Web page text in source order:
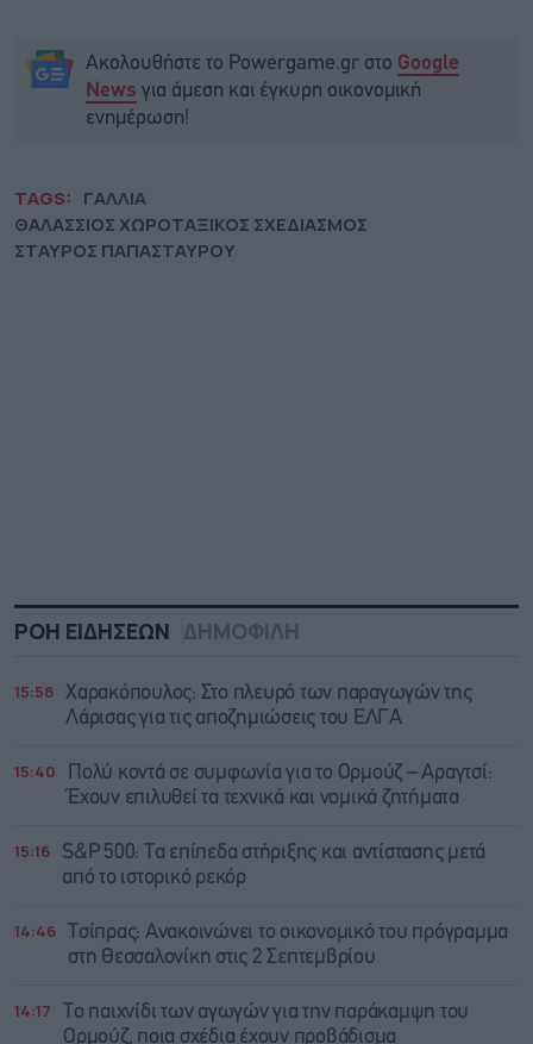
Ακολουθήστε το Powergame.gr στο Google
News για άμεση και έγκυρη οικονομική
ενημέρωση!
TAGS: ΓΑΛΛΙΑ
ΘΑΛΑΣΣΙΟΣ ΧΩΡΟΤΑΞΙΚΟΣ ΣΧΕΔΙΑΣΜΟΣ
ΣΤΑΥΡΟΣ ΠΑΠΑΣΤΑΥΡΟΥ
ΡΟΗ ΕΙΔΗΣΕΩΝ ΔΗΜΟΦΙΛΗ
15:58 Χαρακόπουλος: Στο πλευρό των παραγωγών της
Λάρισας για τις αποζημιώσεις του ΕΛΓΑ
15:40
Πολύ κοντά σε συμφωνία για το Ορμούζ – Αραγτσί:
Έχουν επιλυθεί τα τεχνικά και νομικά ζητήματα
15:16
S&P 500: Τα επίπεδα στήριξης και αντίστασης μετά
από το ιστορικό ρεκόρ
14:46
Τσίπρας: Ανακοινώνει το οικονομικό του πρόγραμμα
στη Θεσσαλονίκη στις 2 Σεπτεμβρίου
14:17
Το παιχνίδι των αγωγών για την παράκαμψη του
Ορμούζ, ποια σχέδια έχουν προβάδισμα